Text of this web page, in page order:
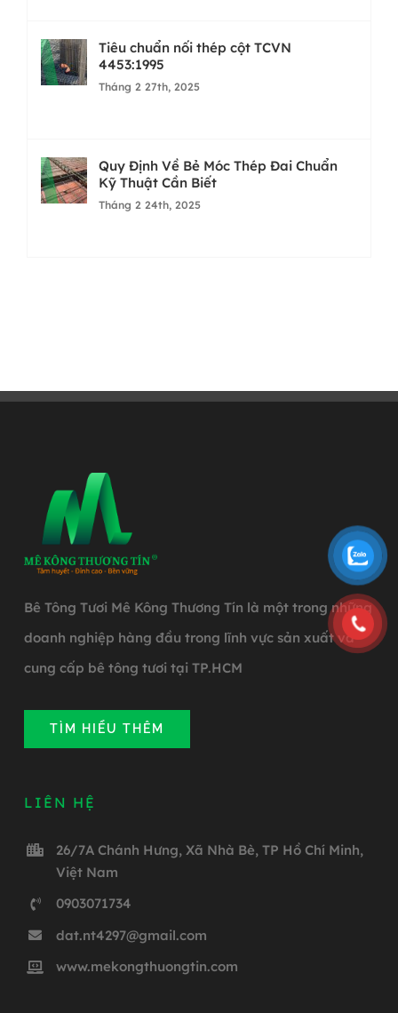
Tiêu chuẩn nối thép cột TCVN
4453:1995
Tháng 2 27th, 2025
Quy Định Về Bẻ Móc Thép Đai Chuẩn
Kỹ Thuật Cần Biết
Tháng 2 24th, 2025
Bê Tông Tươi Mê Kông Thương Tín là một trong những
doanh nghiệp hàng đầu trong lĩnh vực sản xuất và
cung cấp bê tông tươi tại TP.HCM
TÌM HIỂU THÊM
LIÊN HỆ
26/7A Chánh Hưng, Xã Nhà Bè, TP Hồ Chí Minh,
Việt Nam
0903071734
dat.nt4297@gmail.com
www.mekongthuongtin.com